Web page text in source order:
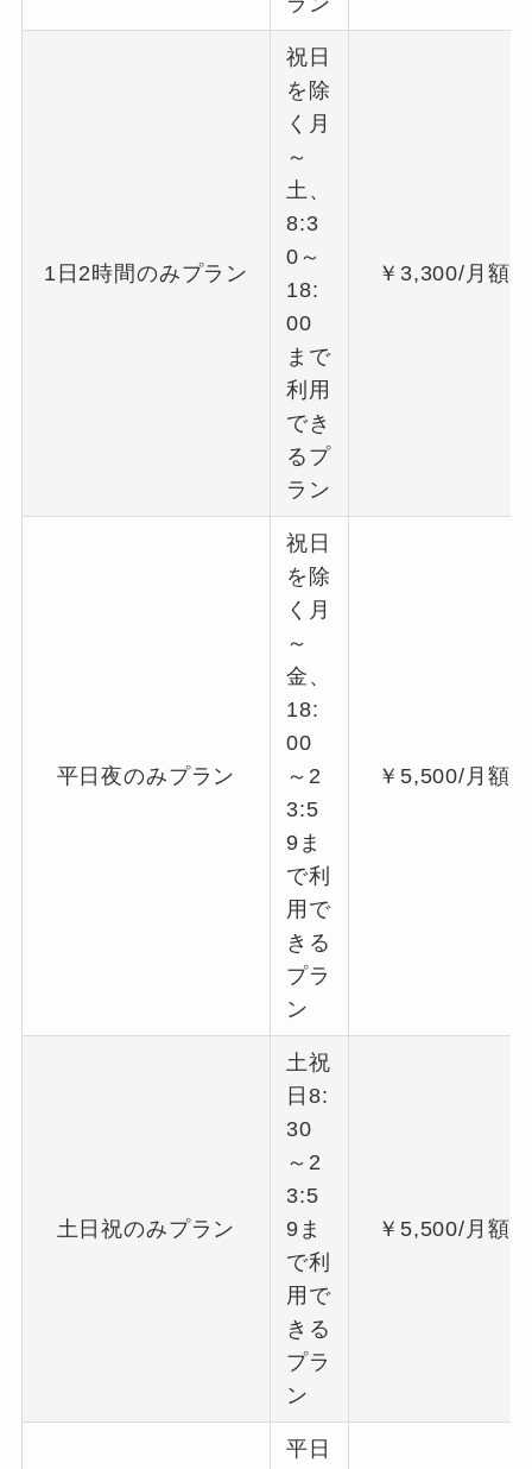
1日2時間のみプラン
祝日
を除
く月
～
土、
8:3
0～
18:
00
まで
利用
でき
るプ
ラン
￥3,300/月額
平日夜のみプラン
祝日
を除
く月
～
金、
18:
00
～2
3:5
9ま
で利
用で
きる
プラ
ン
￥5,500/月額
土日祝のみプラン
土祝
日8:
30
～2
3:5
9ま
で利
用で
きる
プラ
ン
￥5,500/月額
平日